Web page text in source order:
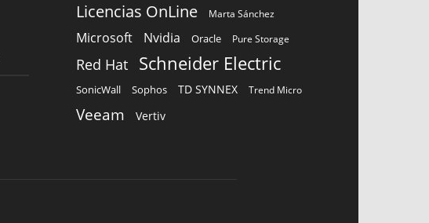
Licencias OnLine Marta Sánchez
Microsoft Nvidia Oracle Pure Storage
Red Hat Schneider Electric
SonicWall Sophos TD SYNNEX Trend Micro
Veeam Vertiv